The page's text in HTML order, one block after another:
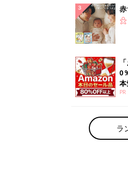
赤ちゃん・
育児日記・マンガ